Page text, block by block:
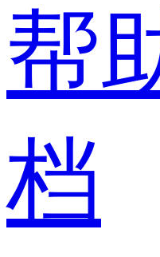
帮
档